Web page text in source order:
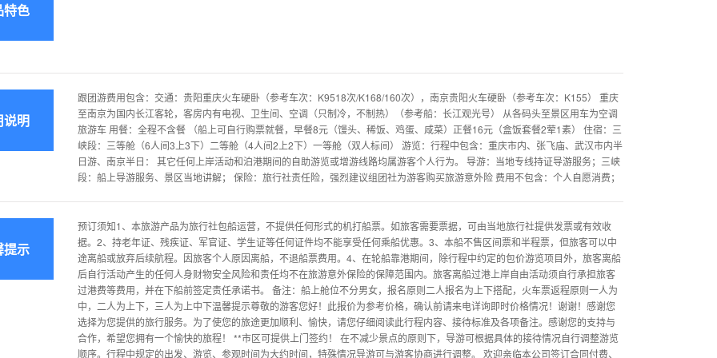
特色
说明
跟团游费用包含：交通：贵阳重庆火车硬卧（参考车次：K9518次/K168/160次），南京贵阳火车硬卧（参考车次：K155） 重庆
至南京为国内长江客轮，客房内有电视、卫生间、空调（只制冷，不制热）（参考船：长江观光号） 从各码头至景区用车为空调
旅游车 用餐：全程不含餐 （船上可自行购票就餐，早餐8元（馒头、稀饭、鸡蛋、咸菜）正餐16元（盒饭套餐2荤1素） 住宿：三
峡段：三等舱（6人间3上3下）二等舱（4人间2上2下）一等舱（双人标间） 游览：行程中包含：重庆市内、张飞庙、武汉市内半
日游、南京半日： 其它任何上岸活动和泊港期间的自助游览或增游线路均属游客个人行为。 导游：当地专线持证导游服务；三峡
段：船上导游服务、景区当地讲解； 保险：旅行社责任险，强烈建议组团社为游客购买旅游意外险 费用不包含：个人自愿消费；
提示
预订须知1、本旅游产品为旅行社包船运营，不提供任何形式的机打船票。如旅客需要票据，可由当地旅行社提供发票或有效收
据。2、持老年证、残疾证、军官证、学生证等任何证件均不能享受任何乘船优惠。3、本船不售区间票和半程票，但旅客可以中
途离船或放弃后续航程。因旅客个人原因离船，不退船票费用。4、在轮船靠港期间，除行程中约定的包价游览项目外，旅客离船
后自行活动产生的任何人身财物安全风险和责任均不在旅游意外保险的保障范围内。旅客离船过港上岸自由活动须自行承担旅客
过港费等费用，并在下船前签定责任承诺书。 备注：船上舱位不分男女，报名原则二人报名为上下搭配，火车票返程原则一人为
中，二人为上下，三人为上中下温馨提示尊敬的游客您好！此报价为参考价格，确认前请来电详询即时价格情况！谢谢！感谢您
选择为您提供的旅行服务。为了使您的旅途更加顺利、愉快，请您仔细阅读此行程内容、接待标准及各项备注。感谢您的支持与
合作，希望您拥有一个愉快的旅程！ **市区可提供上门签约！ 在不减少景点的原则下，导游可根据具体的接待情况自行调整游览
顺序。行程中规定的出发、游览、参观时间为大约时间，特殊情况导游可与游客协商进行调整。 欢迎亲临本公司签订合同付费、